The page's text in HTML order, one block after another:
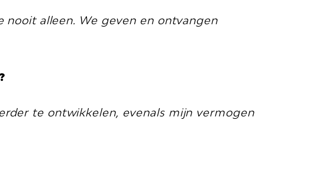
nooit alleen. We geven en ontvangen
te ontwikkelen, evenals mijn vermogen